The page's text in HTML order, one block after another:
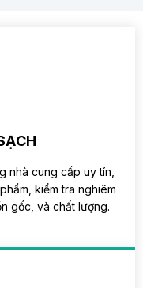
nhà cung cấp uy tín,
kiểm tra nghiêm
gốc, và chất lượng.